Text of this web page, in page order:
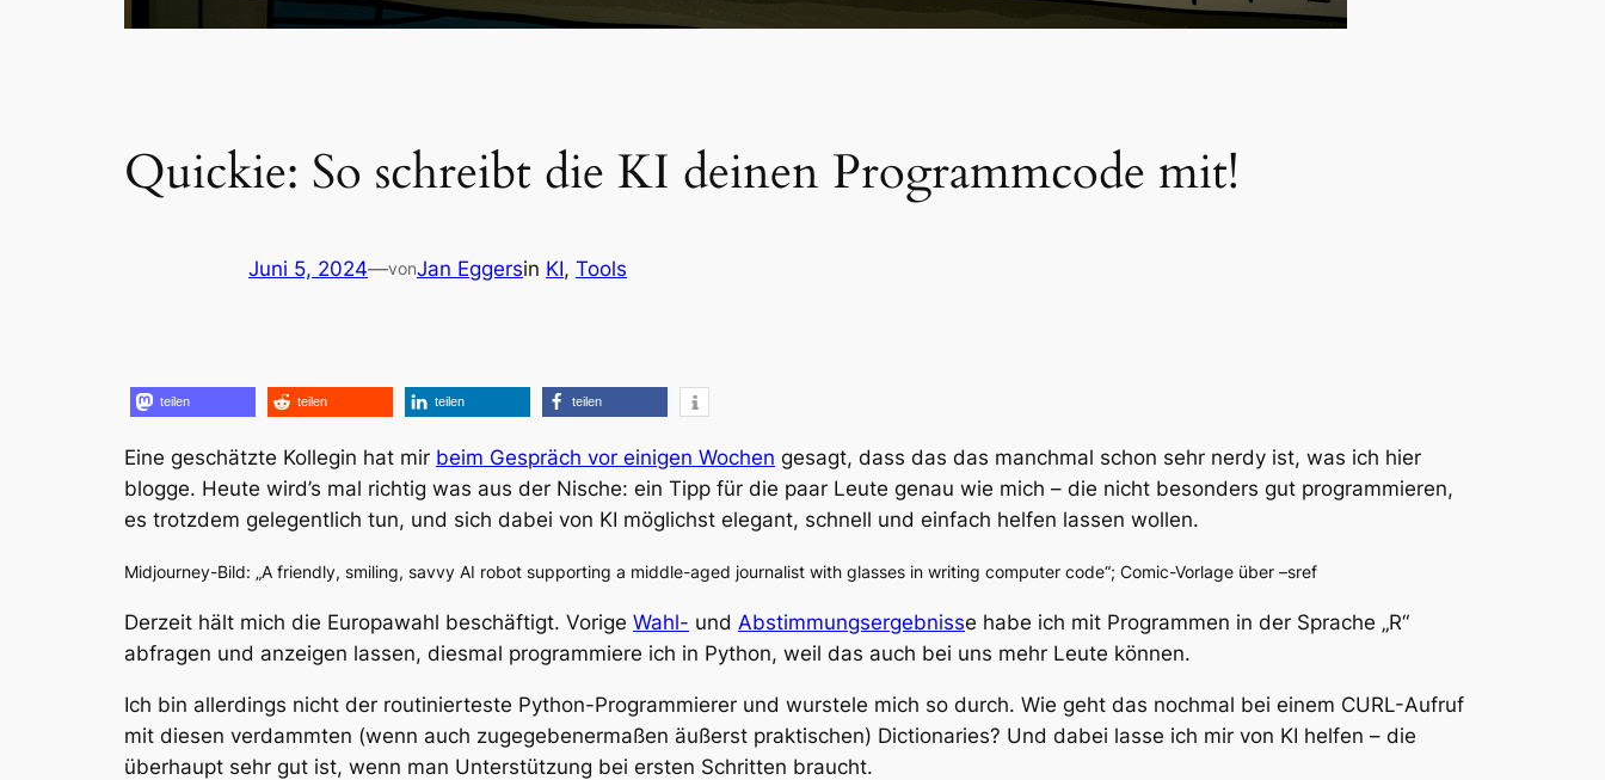
Quickie: So schreibt die KI deinen Programmcode mit!
Juni 5, 2024—vonJan Eggersin KI, Tools
teilen teilen teilen teilen
Eine geschätzte Kollegin hat mir beim Gespräch vor einigen Wochen gesagt, dass das das manchmal schon sehr nerdy ist, was ich hier
blogge. Heute wird’s mal richtig was aus der Nische: ein Tipp für die paar Leute genau wie mich – die nicht besonders gut programmieren,
es trotzdem gelegentlich tun, und sich dabei von KI möglichst elegant, schnell und einfach helfen lassen wollen.
Midjourney-Bild: „A friendly, smiling, savvy AI robot supporting a middle-aged journalist with glasses in writing computer code“; Comic-Vorlage über –sref
Derzeit hält mich die Europawahl beschäftigt. Vorige Wahl- und Abstimmungsergebnisse habe ich mit Programmen in der Sprache „R“
abfragen und anzeigen lassen, diesmal programmiere ich in Python, weil das auch bei uns mehr Leute können.
Ich bin allerdings nicht der routinierteste Python-Programmierer und wurstele mich so durch. Wie geht das nochmal bei einem CURL-Aufruf
mit diesen verdammten (wenn auch zugegebenermaßen äußerst praktischen) Dictionaries? Und dabei lasse ich mir von KI helfen – die
überhaupt sehr gut ist, wenn man Unterstützung bei ersten Schritten braucht.